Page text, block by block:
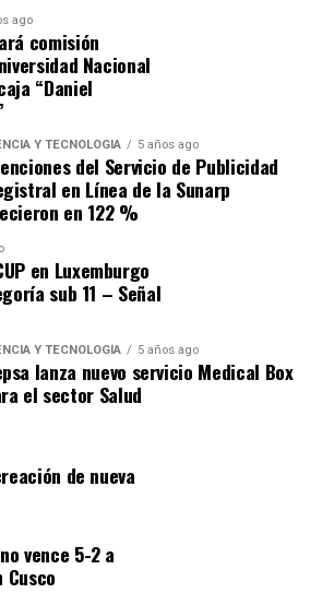
entradas
ago
comisión
Nacional
“Daniel
Y TECNOLOGÍA 5 años ago
del Servicio de Publicidad
en Línea de la Sunarp
en 122 %
en Luxemburgo
sub 11 – Señal
Y TECNOLOGÍA 5 años ago
lanza nuevo servicio Medical Box
el sector Salud
de nueva
vence 5-2 a